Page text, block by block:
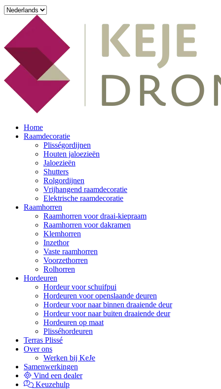
Home
Raamdecoratie
Plisségordijnen
Houten jaloezieën
Jaloezieën
Shutters
Rolgordijnen
Vrijhangend raamdecoratie
Elektrische raamdecoratie
Raamhorren
Raamhorren voor draai-kiepraam
Raamhorren voor dakramen
Klemhorren
Inzethor
Vaste raamhorren
Voorzethorren
Rolhorren
Hordeuren
Hordeur voor schuifpui
Hordeuren voor openslaande deuren
Hordeur voor naar binnen draaiende deur
Hordeur voor naar buiten draaiende deur
Hordeuren op maat
Plisséhordeuren
Terras Plissé
Over ons
Werken bij KeJe
Samenwerkingen
Vind een dealer
Keuzehulp